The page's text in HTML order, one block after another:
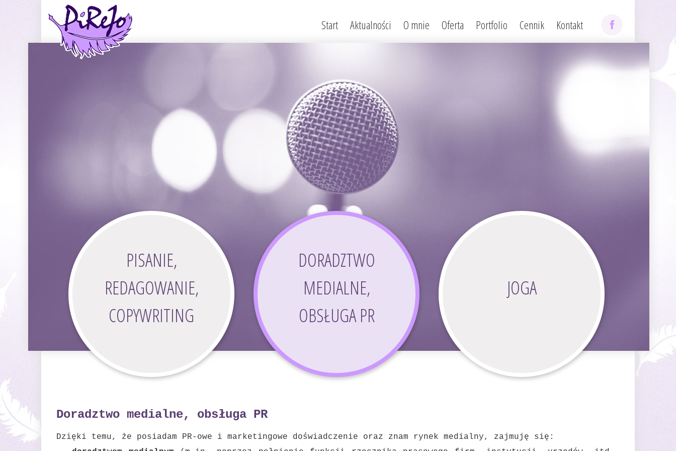
Start Aktualności O mnie Oferta Portfolio Cennik Kontakt
PISANIE,
REDAGOWANIE,
COPYWRITING
DORADZTWO
MEDIALNE,
OBSŁUGA PR
JOGA
Doradztwo medialne, obsługa PR
Dzięki temu, że posiadam PR-owe i marketingowe doświadczenie oraz znam rynek medialny, zajmuję się: